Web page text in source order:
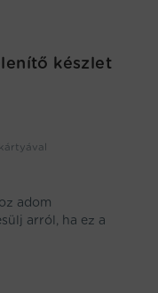
készlet
adom
arról, ha ez a